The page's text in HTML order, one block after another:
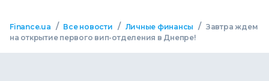
Finance.ua / Все новости / Личные финансы / Завтра ждем
на открытие первого вип-отделения в Днепре!